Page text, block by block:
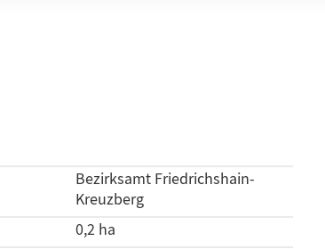
Bezirksamt Friedrichshain-
Kreuzberg
0,2 ha